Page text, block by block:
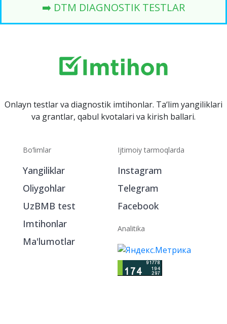
➡️ DTM DIAGNOSTIK TESTLAR
Onlayn testlar va diagnostik imtihonlar. Ta‘lim yangiliklari
va grantlar, qabul kvotalari va kirish ballari.
Bo‘limlar
Yangiliklar
Oliygohlar
UzBMB test
Imtihonlar
Ma'lumotlar
Ijtimoiy tarmoqlarda
Instagram
Telegram
Facebook
Analitika